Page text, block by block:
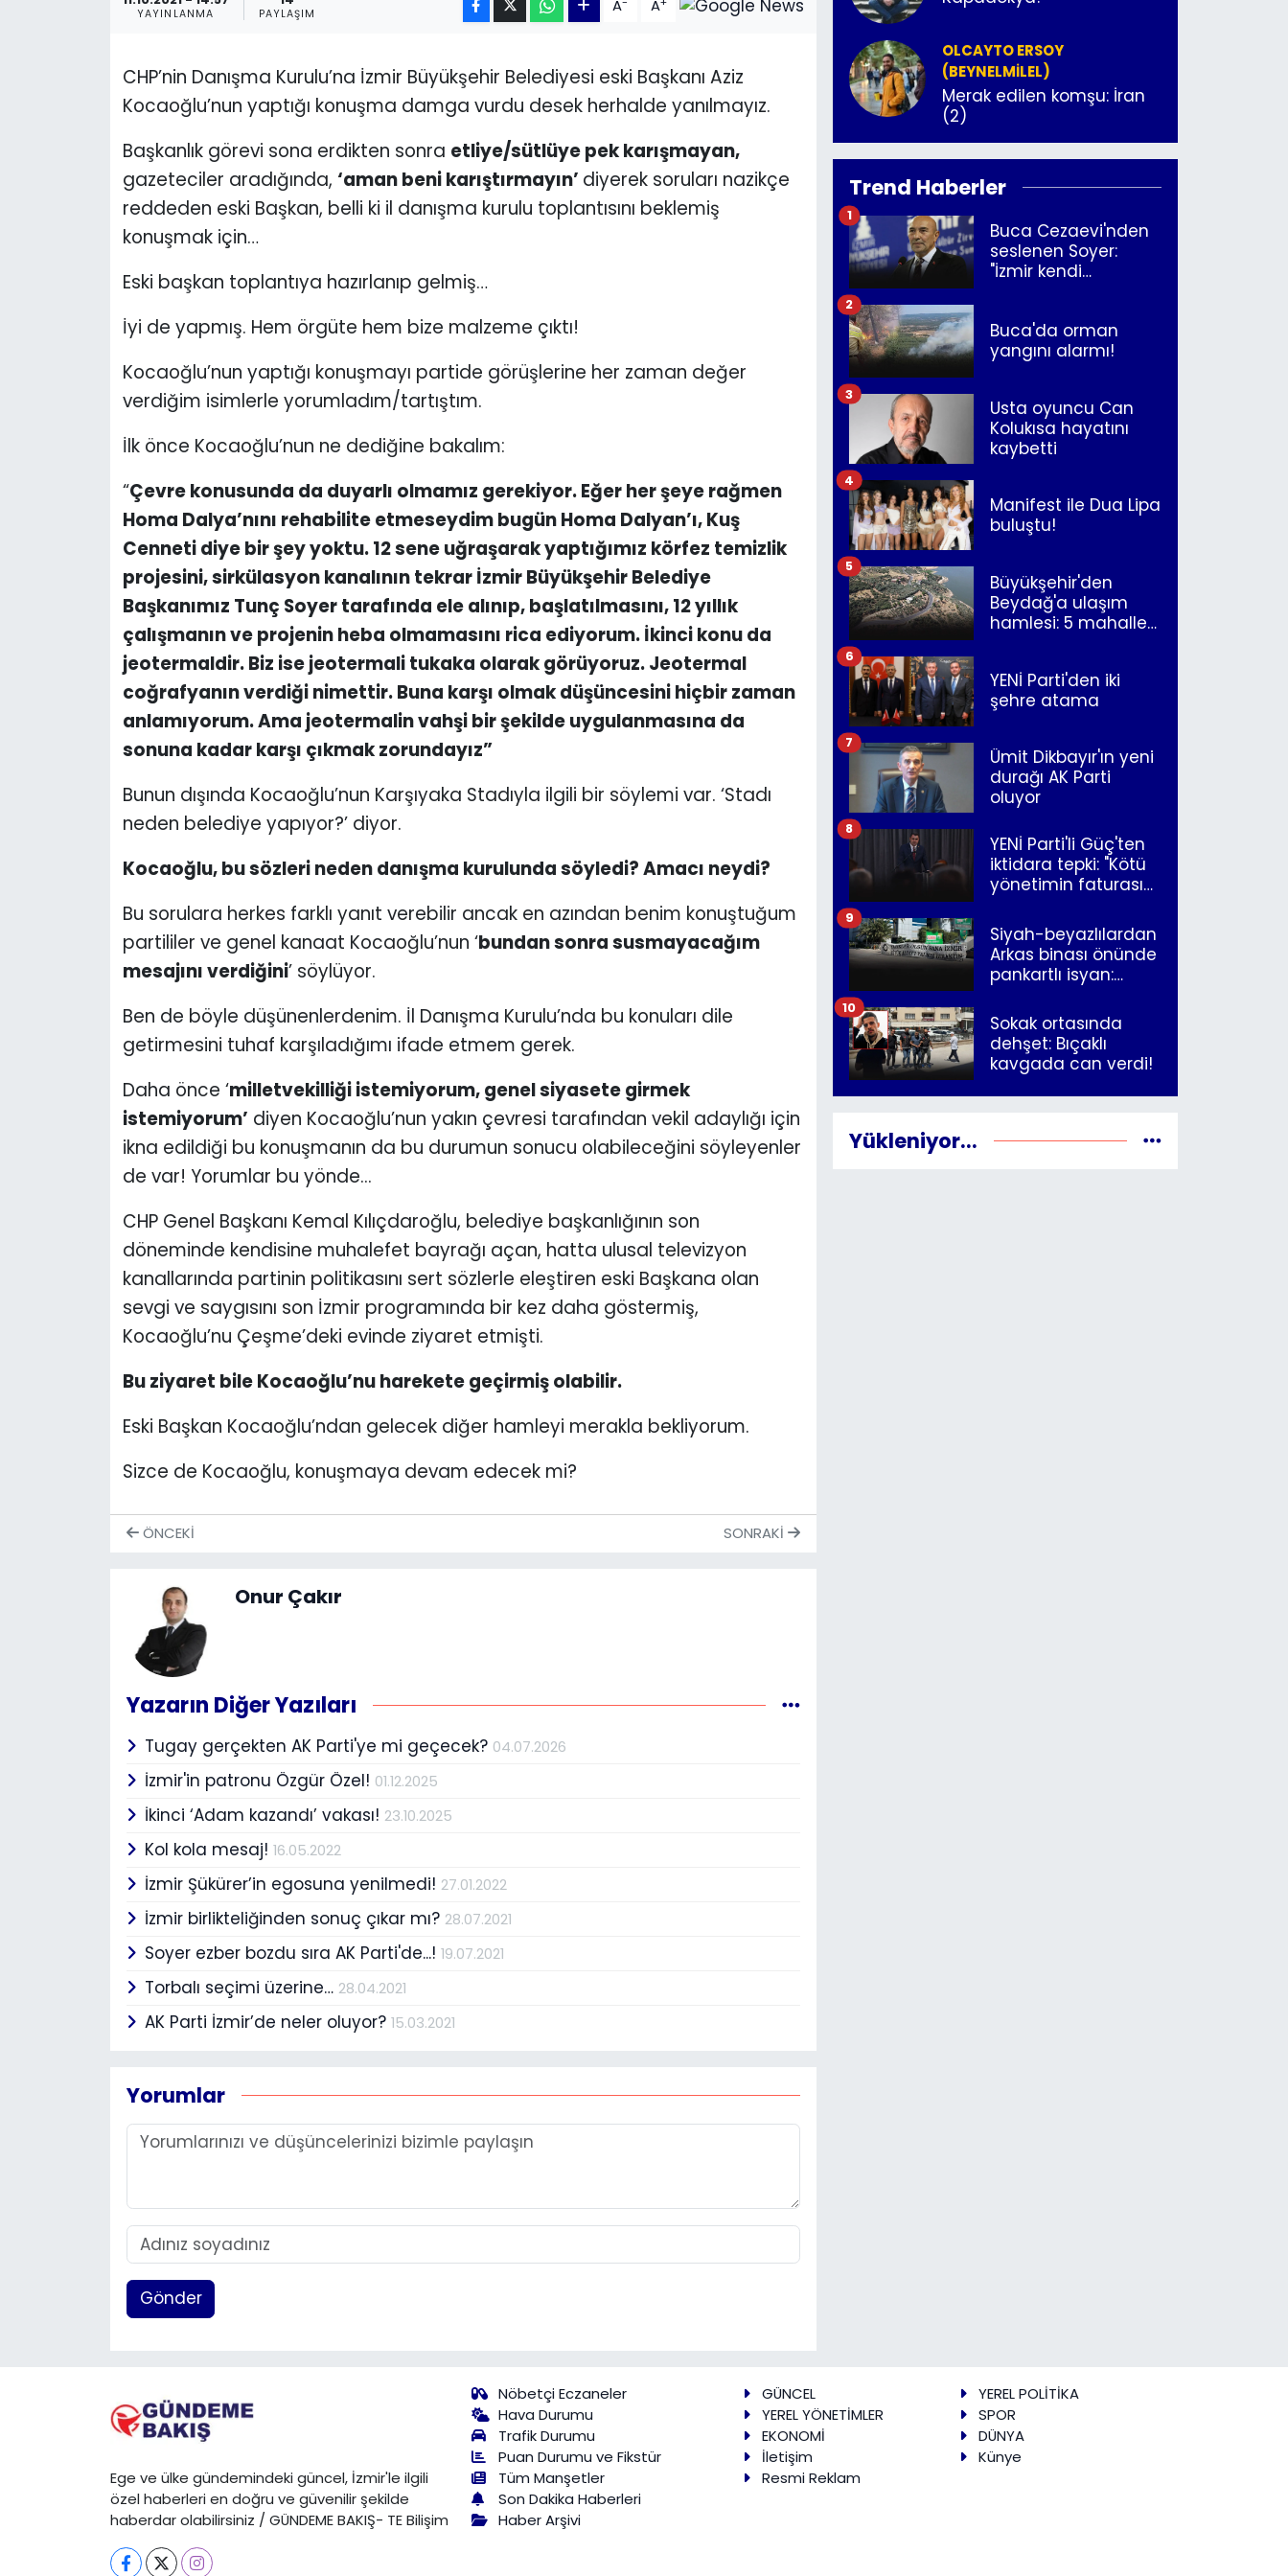
YAYINLANMA PAYLAŞIM A A
CHP’nin Danışma Kurulu’na İzmir Büyükşehir Belediyesi eski Başkanı Aziz
Kocaoğlu’nun yaptığı konuşma damga vurdu desek herhalde yanılmayız.
Başkanlık görevi sona erdikten sonra etliye/sütlüye pek karışmayan,
gazeteciler aradığında, ‘aman beni karıştırmayın’ diyerek soruları nazikçe
reddeden eski Başkan, belli ki il danışma kurulu toplantısını beklemiş
konuşmak için…
Eski başkan toplantıya hazırlanıp gelmiş…
İyi de yapmış. Hem örgüte hem bize malzeme çıktı!
Kocaoğlu’nun yaptığı konuşmayı partide görüşlerine her zaman değer
verdiğim isimlerle yorumladım/tartıştım.
İlk önce Kocaoğlu’nun ne dediğine bakalım:
“Çevre konusunda da duyarlı olmamız gerekiyor. Eğer her şeye rağmen
Homa Dalya’nını rehabilite etmeseydim bugün Homa Dalyan’ı, Kuş
Cenneti diye bir şey yoktu. 12 sene uğraşarak yaptığımız körfez temizlik
projesini, sirkülasyon kanalının tekrar İzmir Büyükşehir Belediye
Başkanımız Tunç Soyer tarafında ele alınıp, başlatılmasını, 12 yıllık
çalışmanın ve projenin heba olmamasını rica ediyorum. İkinci konu da
jeotermaldir. Biz ise jeotermali tukaka olarak görüyoruz. Jeotermal
coğrafyanın verdiği nimettir. Buna karşı olmak düşüncesini hiçbir zaman
anlamıyorum. Ama jeotermalin vahşi bir şekilde uygulanmasına da
sonuna kadar karşı çıkmak zorundayız”
Bunun dışında Kocaoğlu’nun Karşıyaka Stadıyla ilgili bir söylemi var. ‘Stadı
neden belediye yapıyor?’ diyor.
Kocaoğlu, bu sözleri neden danışma kurulunda söyledi? Amacı neydi?
Bu sorulara herkes farklı yanıt verebilir ancak en azından benim konuştuğum
partililer ve genel kanaat Kocaoğlu’nun ‘bundan sonra susmayacağım
mesajını verdiğini’ söylüyor.
Ben de böyle düşünenlerdenim. İl Danışma Kurulu’nda bu konuları dile
getirmesini tuhaf karşıladığımı ifade etmem gerek.
Daha önce ‘milletvekilliği istemiyorum, genel siyasete girmek
istemiyorum’ diyen Kocaoğlu’nun yakın çevresi tarafından vekil adaylığı için
ikna edildiği bu konuşmanın da bu durumun sonucu olabileceğini söyleyenler
de var! Yorumlar bu yönde...
CHP Genel Başkanı Kemal Kılıçdaroğlu, belediye başkanlığının son
döneminde kendisine muhalefet bayrağı açan, hatta ulusal televizyon
kanallarında partinin politikasını sert sözlerle eleştiren eski Başkana olan
sevgi ve saygısını son İzmir programında bir kez daha göstermiş,
Kocaoğlu’nu Çeşme’deki evinde ziyaret etmişti.
Bu ziyaret bile Kocaoğlu’nu harekete geçirmiş olabilir.
Eski Başkan Kocaoğlu’ndan gelecek diğer hamleyi merakla bekliyorum.
Sizce de Kocaoğlu, konuşmaya devam edecek mi?
ÖNCEKI SONRAKI
Onur Çakır
Yazarın Diğer Yazıları
Tugay gerçekten AK Parti'ye mi geçecek? 04.07.2026
İzmir'in patronu Özgür Özel! 01.12.2025
İkinci ‘Adam kazandı’ vakası! 23.10.2025
Kol kola mesaj!16.05.2022
İzmir Şükürer’in egosuna yenilmedi! 27.01.2022
İzmir birlikteliğinden sonuç çıkar mı? 28.07.2021
Soyer ezber bozdu sıra AK Parti'de...!19.07.2021
Torbalı seçimi üzerine… 28.04.2021
AK Parti İzmir’de neler oluyor?15.03.2021
Yorumlar
Gönder
OLCAYTO ERSOY
(BEYNELMILEL)
Merak edilen komşu: İran
(2)
Trend Haberler
Buca Cezaevi'nden
seslenen Soyer:
"İzmir kendi
1
Buca'da orman
yangını alarmı!
2
Usta oyuncu Can
Kolukısa hayatını
kaybetti
3
Manifest ile Dua Lipa
buluştu!
4
Büyükşehir'den
Beydağ'a ulaşım
hamlesi: 5 mahalle
5
YENİ Parti'den iki
şehre atama
6
Ümit Dikbayır'ın yeni
durağı AK Parti
oluyor
7
YENİ Parti'li Güç'ten
iktidara tepki: "Kötü
yönetimin faturasını
8
Siyah-beyazlılardan
Arkas binası önünde
pankartlı isyan:
İzmir"
9
Sokak ortasında
dehşet: Bıçaklı
kavgada can verdi!
10
Yükleniyor...
Ege ve ülke gündemindeki güncel, İzmir'le ilgili
özel haberleri en doğru ve güvenilir şekilde
haberdar olabilirsiniz / GÜNDEME BAKIŞ- TE Bilişim
Nöbetçi Eczaneler
Hava Durumu
Trafik Durumu
Puan Durumu ve Fikstür
Tüm Manşetler
Son Dakika Haberleri
Haber Arşivi
GÜNCEL
YEREL POLİTİKA
YEREL YÖNETİMLER
SPOR
EKONOMİ
DÜNYA
İletişim
Künye
Resmi Reklam
MAGAZİN
TEKNOLOJİ